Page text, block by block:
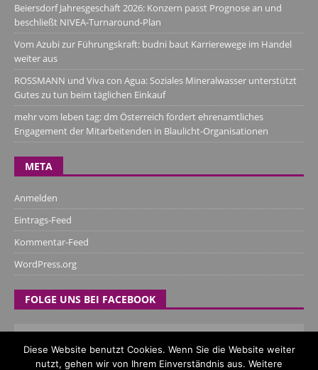
Beiersdorf Jahresgeschäft 2026: Konzern passt Prognose an und
beschließt NIVEA-Turnaround-Plan
Vom Azubi zur Führungskraft: budni baut Karrierewege im Handel
weiter aus
ROSSMANN und Viva con Agua: Soziales Mineralwasser unterstützt
Gutes zu tun beim täglichen Einkauf
mehr vom leben tag: dm Österreich fördert ehrenamtliches
Engagement der Mitarbeitenden in Blaulicht-Organisationen
META
Anmelden
Eintrags-Feed
Kommentar-Feed
WordPress.org
FOLGE UNS BEI FACEBOOK
Diese Website benutzt Cookies. Wenn Sie die Website weiter
nutzt, gehen wir von Ihrem Einverständnis aus. Weitere